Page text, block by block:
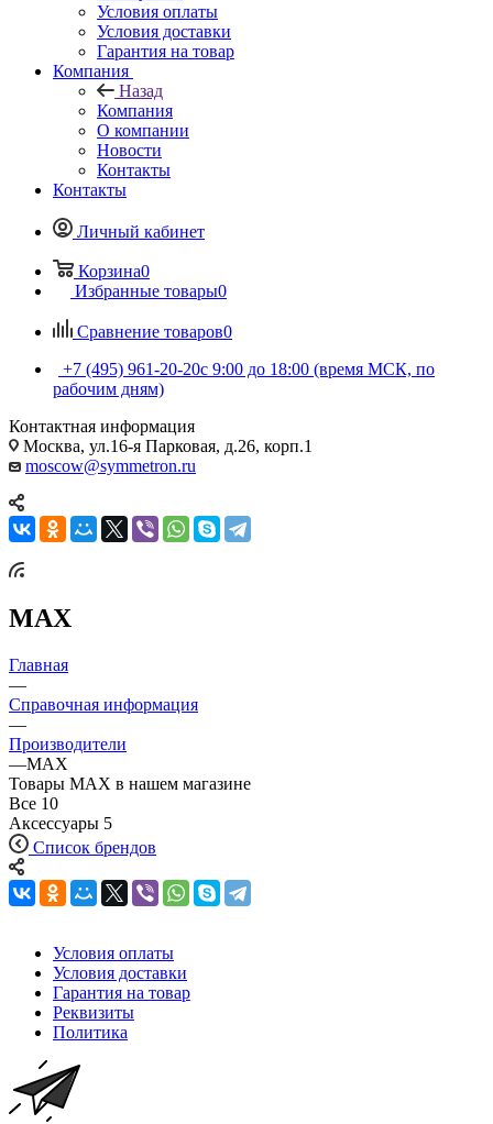
Условия оплаты
Условия доставки
Гарантия на товар
Компания
Назад
Компания
О компании
Новости
Контакты
Контакты
Личный кабинет
Корзина0
Избранные товары0
Сравнение товаров0
+7 (495) 961-20-20с 9:00 до 18:00 (время МСК, по
рабочим дням)
Контактная информация
Москва, ул.16-я Парковая, д.26, корп.1
moscow@symmetron.ru
MAX
Главная
—
Справочная информация
—
Производители
—MAX
Товары MAX в нашем магазине
Все 10
Аксессуары 5
Список брендов
Условия оплаты
Условия доставки
Гарантия на товар
Реквизиты
Политика